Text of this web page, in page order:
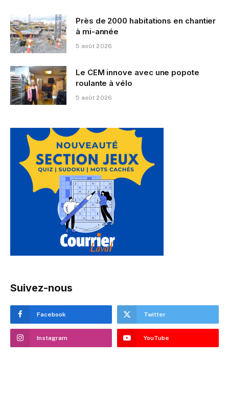
Près de 2000 habitations en chantier
à mi-année
5 août 2026
Le CEM innove avec une popote
roulante à vélo
5 août 2026
Suivez-nous
Facebook Twitter
Instagram YouTube